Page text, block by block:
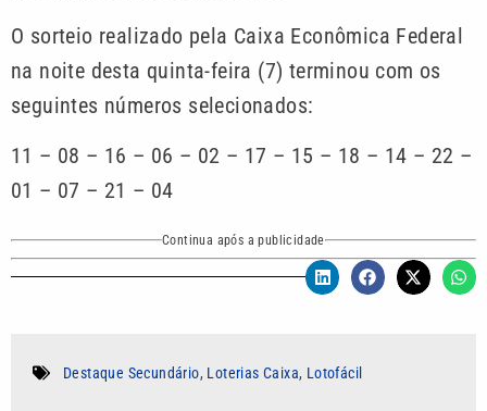
O sorteio realizado pela Caixa Econômica Federal
na noite desta quinta-feira (7) terminou com os
seguintes números selecionados:
11 – 08 – 16 – 06 – 02 – 17 – 15 – 18 – 14 – 22 –
01 – 07 – 21 – 04
Continua após a publicidade
Destaque Secundário, Loterias Caixa, Lotofácil